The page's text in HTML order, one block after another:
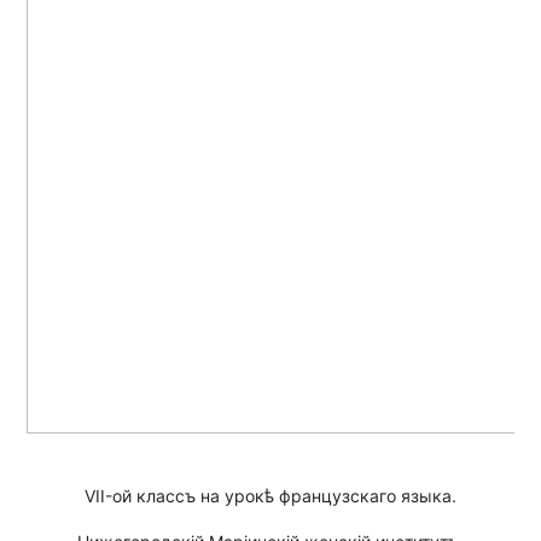
VII-ой классъ на урокѣ французскаго языка.